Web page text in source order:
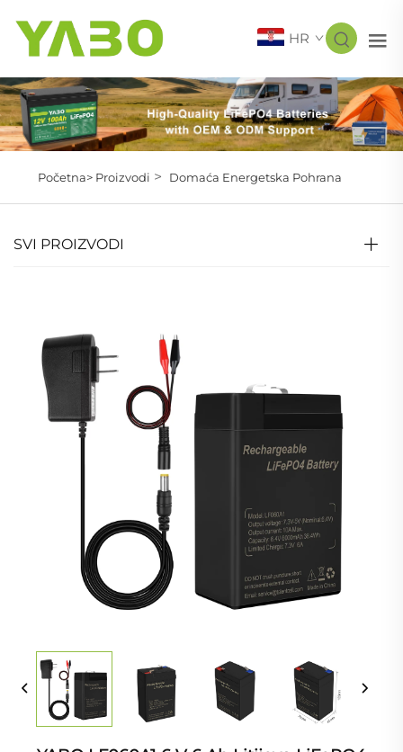
HR
Početna> Proizvodi > Domaća Energetska Pohrana
SVI PROIZVODI